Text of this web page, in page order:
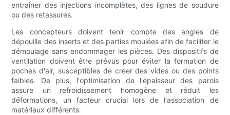
entraîner des injections incomplètes, des lignes de soudure
ou des retassures.
Les concepteurs doivent tenir compte des angles de
dépouille des inserts et des parties moulées afin de faciliter le
démoulage sans endommager les pièces. Des dispositifs de
ventilation doivent être prévus pour éviter la formation de
poches d'air, susceptibles de créer des vides ou des points
faibles. De plus, l'optimisation de l'épaisseur des parois
assure un refroidissement homogène et réduit les
déformations, un facteur crucial lors de l'association de
matériaux différents.